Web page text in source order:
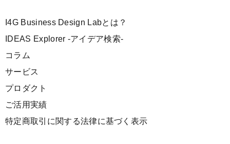
I4G Business Design Labとは？
IDEAS Explorer -アイデア検索-
コラム
サービス
プロダクト
ご活用実績
特定商取引に関する法律に基づく表示